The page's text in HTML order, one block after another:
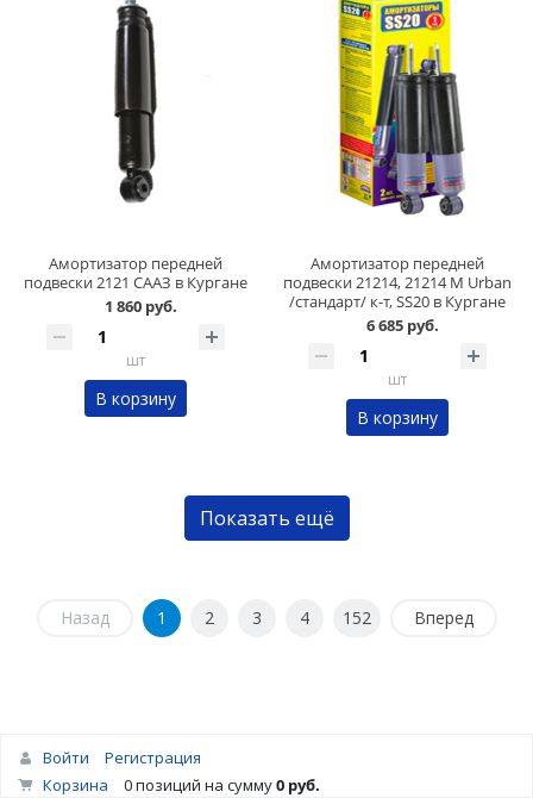
Амортизатор передней
подвески 2121 СААЗ в Кургане
1 860 руб.
шт
В корзину
Амортизатор передней
подвески 21214, 21214 М Urban
/стандарт/ к-т, SS20 в Кургане
6 685 руб.
шт
В корзину
Показать ещё
Назад 1 2 3 4 152 Вперед
Войти
Регистрация
Корзина
0 позиций на сумму0 руб.